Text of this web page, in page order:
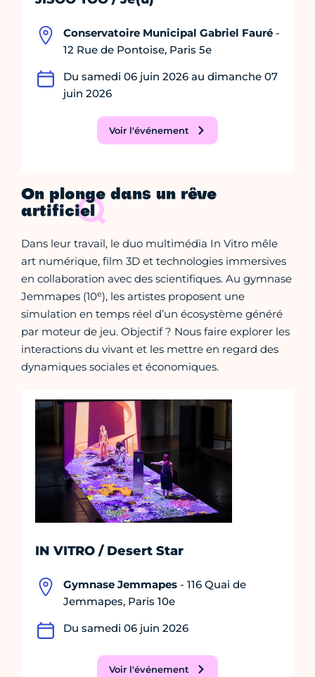
Conservatoire Municipal Gabriel Fauré -
12 Rue de Pontoise, Paris 5e
Du samedi 06 juin 2026 au dimanche 07
juin 2026
Voir l'événement
On plonge dans un rêve
artificiel
Dans leur travail, le duo multimédia In Vitro mêle
art numérique, film 3D et technologies immersives
en collaboration avec des scientifiques. Au gymnase
Jemmapes (10e), les artistes proposent une
simulation en temps réel d’un écosystème généré
par moteur de jeu. Objectif ? Nous faire explorer les
interactions du vivant et les mettre en regard des
dynamiques sociales et économiques.
IN VITRO / Desert Star
Gymnase Jemmapes - 116 Quai de
Jemmapes, Paris 10e
Du samedi 06 juin 2026
Voir l'événement